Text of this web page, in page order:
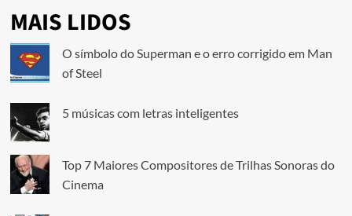
MAIS LIDOS
O símbolo do Superman e o erro corrigido em Man
of Steel
5 músicas com letras inteligentes
Top 7 Maiores Compositores de Trilhas Sonoras do
Cinema